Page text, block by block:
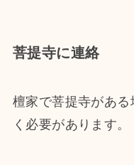
菩提寺に連絡
檀家で菩提寺があ
く必要があります。